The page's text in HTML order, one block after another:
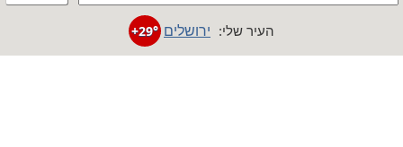
אמריקה
העיר שלי: ירושלים +29°